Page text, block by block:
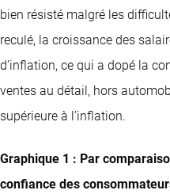
bien résisté malgré les
reculé, la croissance des
d’inflation, ce qui a dopé la
ventes au détail, hors
supérieure à l’inflation.
Graphique 1 : Par
confiance des